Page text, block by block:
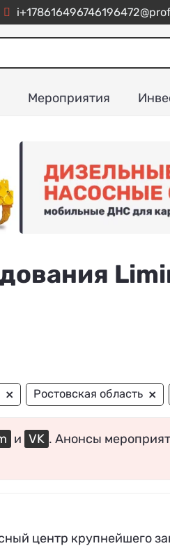
Мероприятия
× Ростовская область ×
и VK . Анонсы
центр крупнейшего